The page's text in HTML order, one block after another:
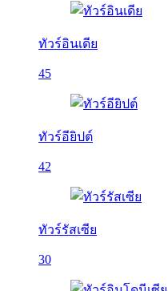
ทัวร์อินเดีย
45
ทัวร์อียิปต์
42
ทัวร์รัสเซีย
30